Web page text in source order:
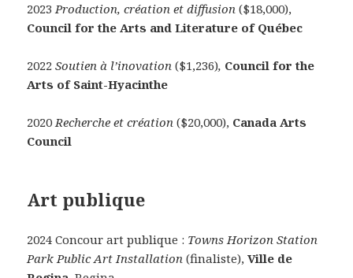
2023Production, création et diffusion($18,000),
Council for the Arts and Literature of Québec
2022Soutien à l’inovation($1,236), Council for the
Arts of Saint-Hyacinthe
2020Recherche et création($20,000), Canada Arts
Council
Art publique
2024 Concour art publique : Towns Horizon Station
Park Public Art Installation (finaliste),Ville de